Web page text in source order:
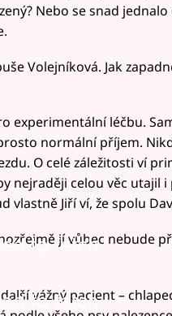
Nebo se snad
Volejníková. Jak
experimentální léčbu.
normální příjem.
O celé záležitosti ví
nejraději celou věc utajil i
vlastně Jiří ví, že spolu
to fetch
jí vůbec nebude
to fetch
vážný pacient –